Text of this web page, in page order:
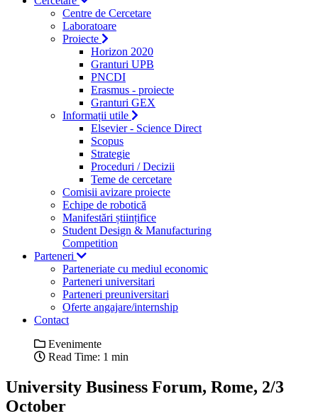
Centre de Cercetare
Laboratoare
Proiecte
Horizon 2020
Granturi UPB
PNCDI
Erasmus - proiecte
Granturi GEX
Informații utile
Elsevier - Science Direct
Scopus
Strategie
Proceduri / Decizii
Teme de cercetare
Comisii avizare proiecte
Echipe de robotică
Manifestări științifice
Student Design & Manufacturing
Competition
Parteneri
Parteneriate cu mediul economic
Parteneri universitari
Parteneri preuniversitari
Oferte angajare/internship
Contact
Evenimente
Read Time: 1 min
University Business Forum, Rome, 2/3
October